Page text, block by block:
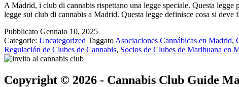
A Madrid, i club di cannabis rispettano una legge speciale. Questa
legge sui club di cannabis a Madrid. Questa legge definisce cosa si deve
Pubblicato Gennaio 10, 2025
Categorie: Uncategorized Taggato Asociaciones Cannábicas en Madrid,
Regulación de Clubes de Cannabis, Socios de Clubes de Marihuana en
Copyright © 2026 - Cannabis Club Guide